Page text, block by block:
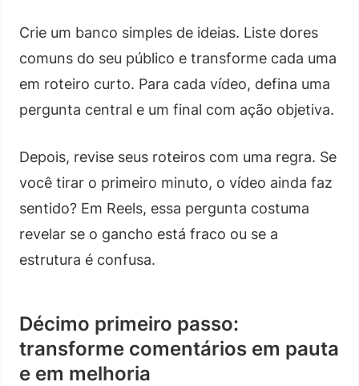
Crie um banco simples de ideias. Liste dores
comuns do seu público e transforme cada uma
em roteiro curto. Para cada vídeo, defina uma
pergunta central e um final com ação objetiva.
Depois, revise seus roteiros com uma regra. Se
você tirar o primeiro minuto, o vídeo ainda faz
sentido? Em Reels, essa pergunta costuma
revelar se o gancho está fraco ou se a
estrutura é confusa.
Décimo primeiro passo:
transforme comentários em pauta
e em melhoria